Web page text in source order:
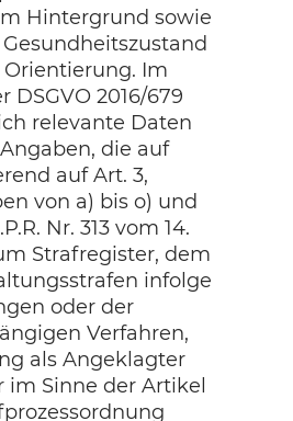
Hintergrund sowie
Im
DSGVO 2016/679
relevante Daten
die auf
auf Art. 3,
von a) bis o) und
Nr. 313 vom 14.
Strafregister, dem
infolge
oder der
Verfahren,
als Angeklagter
Sinne der Artikel